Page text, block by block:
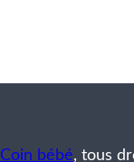
Coin bébé, tous